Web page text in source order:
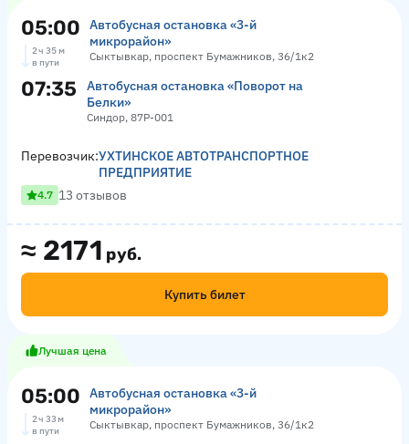
05:00
Автобусная остановка «3-й
микрорайон»
Сыктывкар, проспект Бумажников, 36/1к2
2 ч 35 м
в пути
07:35
Автобусная остановка «Поворот на
Белки»
Синдор, 87Р-001
≈ 2171 руб.
Купить билет
Перевозчик:УХТИНСКОЕ АВТОТРАНСПОРТНОЕ
ПРЕДПРИЯТИЕ
4.7 13 отзывов
Лучшая цена
05:00
Автобусная остановка «3-й
микрорайон»
Сыктывкар, проспект Бумажников, 36/1к2
2 ч 33 м
в пути